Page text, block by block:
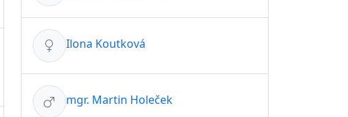
Ilona Koutková
mgr. Martin Holeček